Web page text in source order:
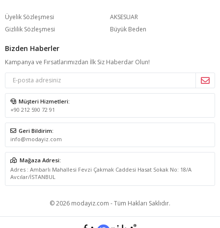
Üyelik Sözleşmesi
Gizlilik Sözleşmesi
AKSESUAR
Büyük Beden
Bizden Haberler
Kampanya ve Fırsatlarımızdan İlk Siz Haberdar Olun!
Müşteri Hizmetleri:
+90 212 590 72 91
Geri Bildirim:
info@modayiz.com
Mağaza Adresi:
Adres : Ambarlı Mahallesi Fevzi Çakmak Caddesi Hasat Sokak No: 18/A
Avcılar/İSTANBUL
© 2026 modayiz.com - Tüm Hakları Saklıdır.